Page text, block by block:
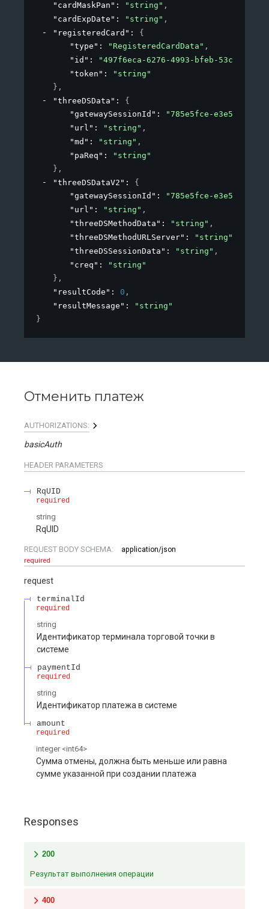
"cardMaskPan" : "string" ,
"cardExpDate" : "string" ,
"registeredCard" : {
"type" : "RegisteredCardData" ,
"id" :
"497f6eca-6276-4993-bfeb-
"token" :
"string"
} ,
"threeDSData" : {
"gatewaySessionId" :
"785e5fce-e3e5-411a-
"url" : "string" ,
"md" : "string" ,
"paReq" :
"string"
} ,
"threeDSDataV2" : {
"gatewaySessionId" :
"785e5fce-e3e5-411a-
"url" : "string" ,
"threeDSMethodData" : "string" ,
"threeDSMethodURLServer" : "string"
"threeDSSessionData" : "string" ,
"creq" :
"string"
} ,
"resultCode" : 0 ,
"resultMessage" :
"string"
}
Отменить платеж
AUTHORIZATIONS:
basicAuth
HEADER PARAMETERS
RqUID
required
string
RqUID
REQUEST BODY SCHEMA:
application/json
required
request
terminalId
required
string
Идентификатор терминала торговой точки в
системе
paymentId
required
string
Идентификатор платежа в системе
amount
required
integer <int64>
Сумма отмены, должна быть меньше или равна
сумме указанной при создании платежа
Responses
200
Результат выполнения операции
400